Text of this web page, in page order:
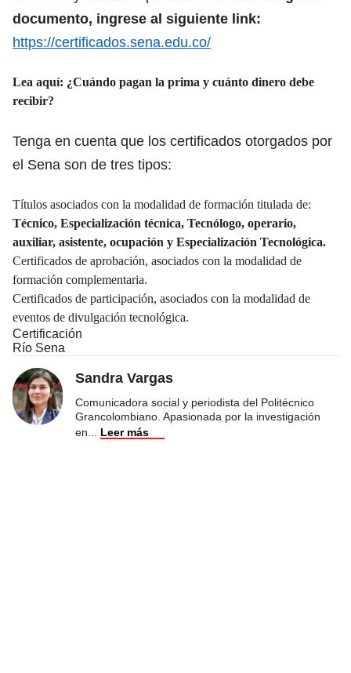
documento, ingrese al siguiente link:
https://certificados.sena.edu.co/
Lea aquí: ¿Cuándo pagan la prima y cuánto dinero debe
recibir?
Tenga en cuenta que los certificados otorgados por
el Sena son de tres tipos:
Títulos asociados con la modalidad de formación titulada de:
Técnico, Especialización técnica, Tecnólogo, operario,
auxiliar, asistente, ocupación y Especialización Tecnológica.
Certificados de aprobación, asociados con la modalidad de
formación complementaria.
Certificados de participación, asociados con la modalidad de
eventos de divulgación tecnológica.
Certificación
Río Sena
Sandra Vargas
Comunicadora social y periodista del Politécnico
Grancolombiano. Apasionada por la investigación
en
Leer más